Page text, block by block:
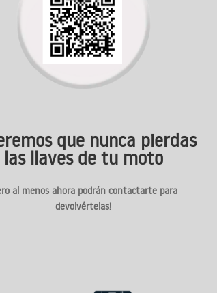
que nunca pierdas
las llaves de tu moto
al menos ahora podrán contactarte para
devolvértelas!